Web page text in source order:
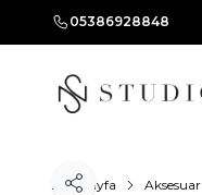
05386928848
Ana Sayfa Aksesuar
Paylaş